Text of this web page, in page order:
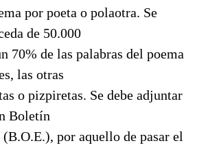
por poeta o polaotra. Se
de 50.000
70% de las palabras del poema
las otras
o pizpiretas. Se debe adjuntar
Boletín
por aquello de pasar el